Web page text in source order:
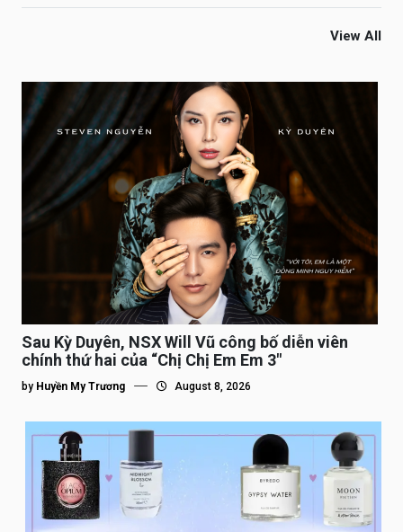
View All
Sau Kỳ Duyên, NSX Will Vũ công bố diễn viên
chính thứ hai của “Chị Chị Em Em 3″
by Huyền My Trương August 8, 2026